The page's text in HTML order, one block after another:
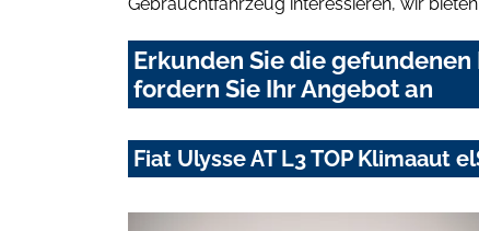
Erkunden Sie die
fordern Sie Ihr Angebot an
Fiat Ulysse AT L3 TOP Klimaaut